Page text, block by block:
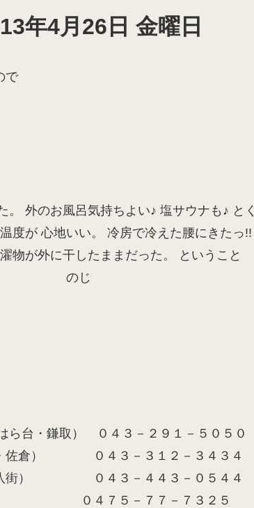
年4月26日 金曜日
で
外のお風呂気持ちよい♪ 塩サウナも♪ とく
度が 心地いい。 冷房で冷えた腰にきたっ!!
物が外に干したままだった。 ということ
こう。 のじ
ら台・鎌取） ０４３－２９１－５０５０
佐倉） ０４３－３１２－３４３４
街） ０４３－４４３－０５４４
） ０４７５－７７－７３２５